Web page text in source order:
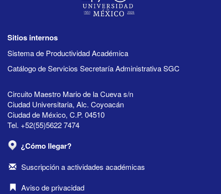
Sitios internos
Sistema de Productividad Académica
Catálogo de Servicios Secretaría Administrativa SGC
Circuito Maestro Mario de la Cueva s/n
Ciudad Universitaria, Alc. Coyoacán
Ciudad de México, C.P. 04510
Tel. +52(55)5622 7474
¿Cómo llegar?
Suscripción a actividades académicas
Aviso de privacidad